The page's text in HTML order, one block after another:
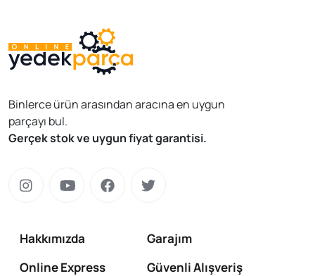
Binlerce ürün arasından aracına en uygun
parçayı bul.
Gerçek stok ve uygun fiyat garantisi.
Hakkımızda
Garajım
Online Express
Güvenli Alışveriş